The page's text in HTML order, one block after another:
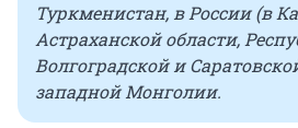
Туркменистан, в России (в
Астраханской области,
Волгоградской и
западной Монголии.